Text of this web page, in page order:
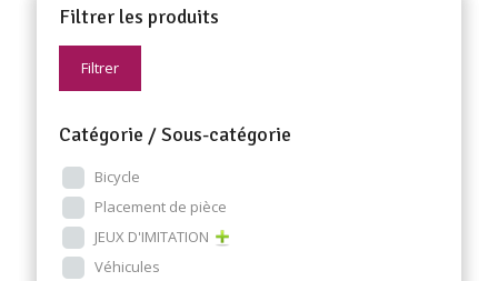
Filtrer les produits
Filtrer
Catégorie / Sous-catégorie
Bicycle
Placement de pièce
JEUX D'IMITATION
Véhicules